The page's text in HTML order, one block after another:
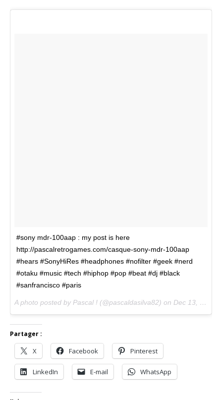
#sony mdr-100aap : my post is here
http://pascalretrogames.com/casque-sony-mdr-100aap
#hears #SonyHiRes #headphones #nofilter #geek #nerd
#otaku #music #tech #hiphop #pop #beat #dj #black
#sanfrancisco #paris
A photo posted by Pascal ! (@pascaldasilva82) on Dec 13, 2015 at 1:05pm PST
Partager :
X Facebook Pinterest
LinkedIn E-mail WhatsApp